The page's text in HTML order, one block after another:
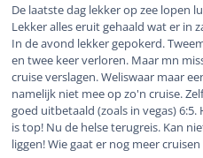
De laatste dag lekker op zee lopen
Lekker alles eruit gehaald wat er in
In de avond lekker gepokerd.
en twee keer verloren. Maar mn
cruise verslagen. Weliswaar maar
namelijk niet mee op zo'n cruise.
goed uitbetaald (zoals in vegas)
is top! Nu de helse terugreis. Kan
liggen! Wie gaat er nog meer